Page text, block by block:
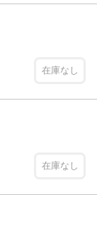
在庫なし
在庫なし